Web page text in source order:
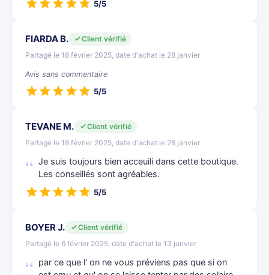
5/5
FIARDA B.
Client vérifié
Partagé le 18 février 2025, date d'achat le 28 janvier
Avis sans commentaire
5/5
TEVANE M.
Client vérifié
Partagé le 18 février 2025, date d'achat le 28 janvier
Je suis toujours bien acceuili dans cette boutique.
Les conseillés sont agréables.
5/5
BOYER J.
Client vérifié
Partagé le 6 février 2025, date d'achat le 13 janvier
par ce que l' on ne vous préviens pas que si on